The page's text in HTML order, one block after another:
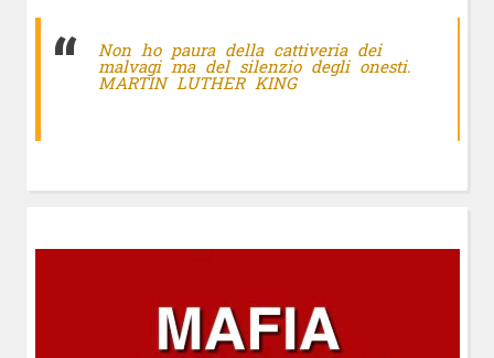
Non ho paura della cattiveria dei
malvagi ma del silenzio degli onesti.
MARTIN LUTHER KING